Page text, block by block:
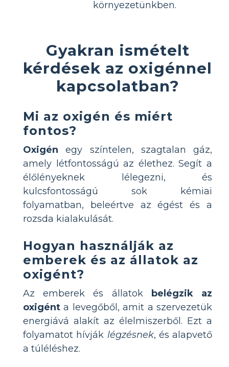
környezetünkben.
Gyakran ismételt
kérdések az oxigénnel
kapcsolatban?
Mi az oxigén és miért
fontos?
Oxigén egy színtelen, szagtalan gáz,
amely létfontosságú az élethez. Segít a
élőlényeknek lélegezni, és
kulcsfontosságú sok kémiai
folyamatban, beleértve az égést és a
rozsda kialakulását.
Hogyan használják az
emberek és az állatok az
oxigént?
Az emberek és állatok belégzik az
oxigént a levegőből, amit a szervezetük
energiává alakít az élelmiszerből. Ezt a
folyamatot hívják légzésnek, és alapvető
a túléléshez.